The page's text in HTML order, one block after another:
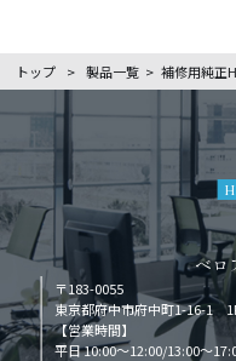
トップ > 製品一覧 > 補修用純正
ベロ
〒183-0055
東京都府中市府中町1-16-1
【営業時間】
平日 10:00～12:00/13:00～